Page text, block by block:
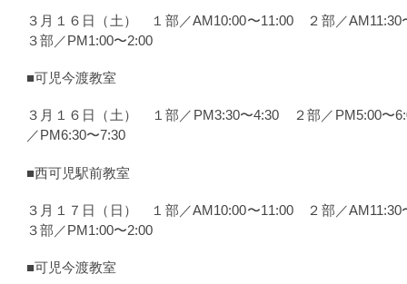
３月１６日（土） １部／AM10:00〜11:00 ２部／
３部／PM1:00〜2:00
■可児今渡教室
３月１６日（土） １部／PM3:30〜4:30 ２部／PM5:00〜
／PM6:30〜7:30
■西可児駅前教室
３月１７日（日） １部／AM10:00〜11:00 ２部／
３部／PM1:00〜2:00
■可児今渡教室